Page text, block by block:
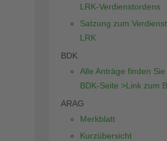
LRK-Verdienstordens
Satzung zum
LRK
BDK
Alle Anträge finden
BDK-Seite >Link zum
ARAG
Merkblatt
Kurzübersicht